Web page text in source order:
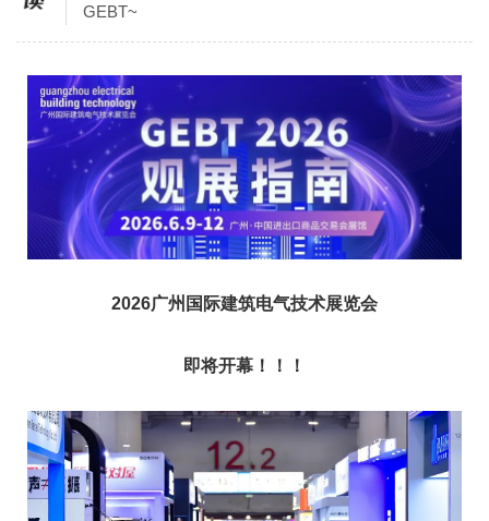
GEBT~
2026广州国际建筑电气技术展览会
即将开幕！！！